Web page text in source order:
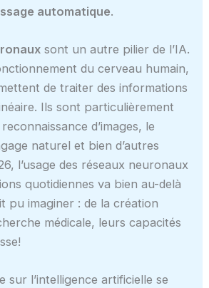
automatique.
sont un autre pilier de l’IA.
du cerveau humain,
de traiter des informations
Ils sont particulièrement
d’images, le
naturel et bien d’autres
l’usage des réseaux neuronaux
quotidiennes va bien au-delà
pu imaginer : de la création
médicale, leurs capacités
sur l’intelligence artificielle se